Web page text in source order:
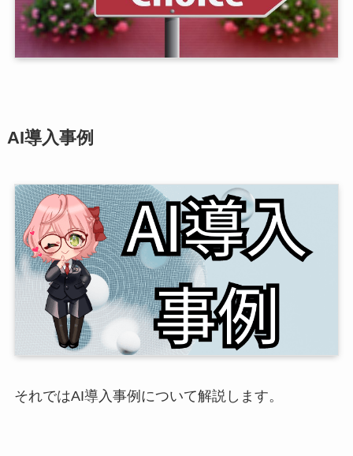
AI導入事例
それではAI導入事例について解説します。